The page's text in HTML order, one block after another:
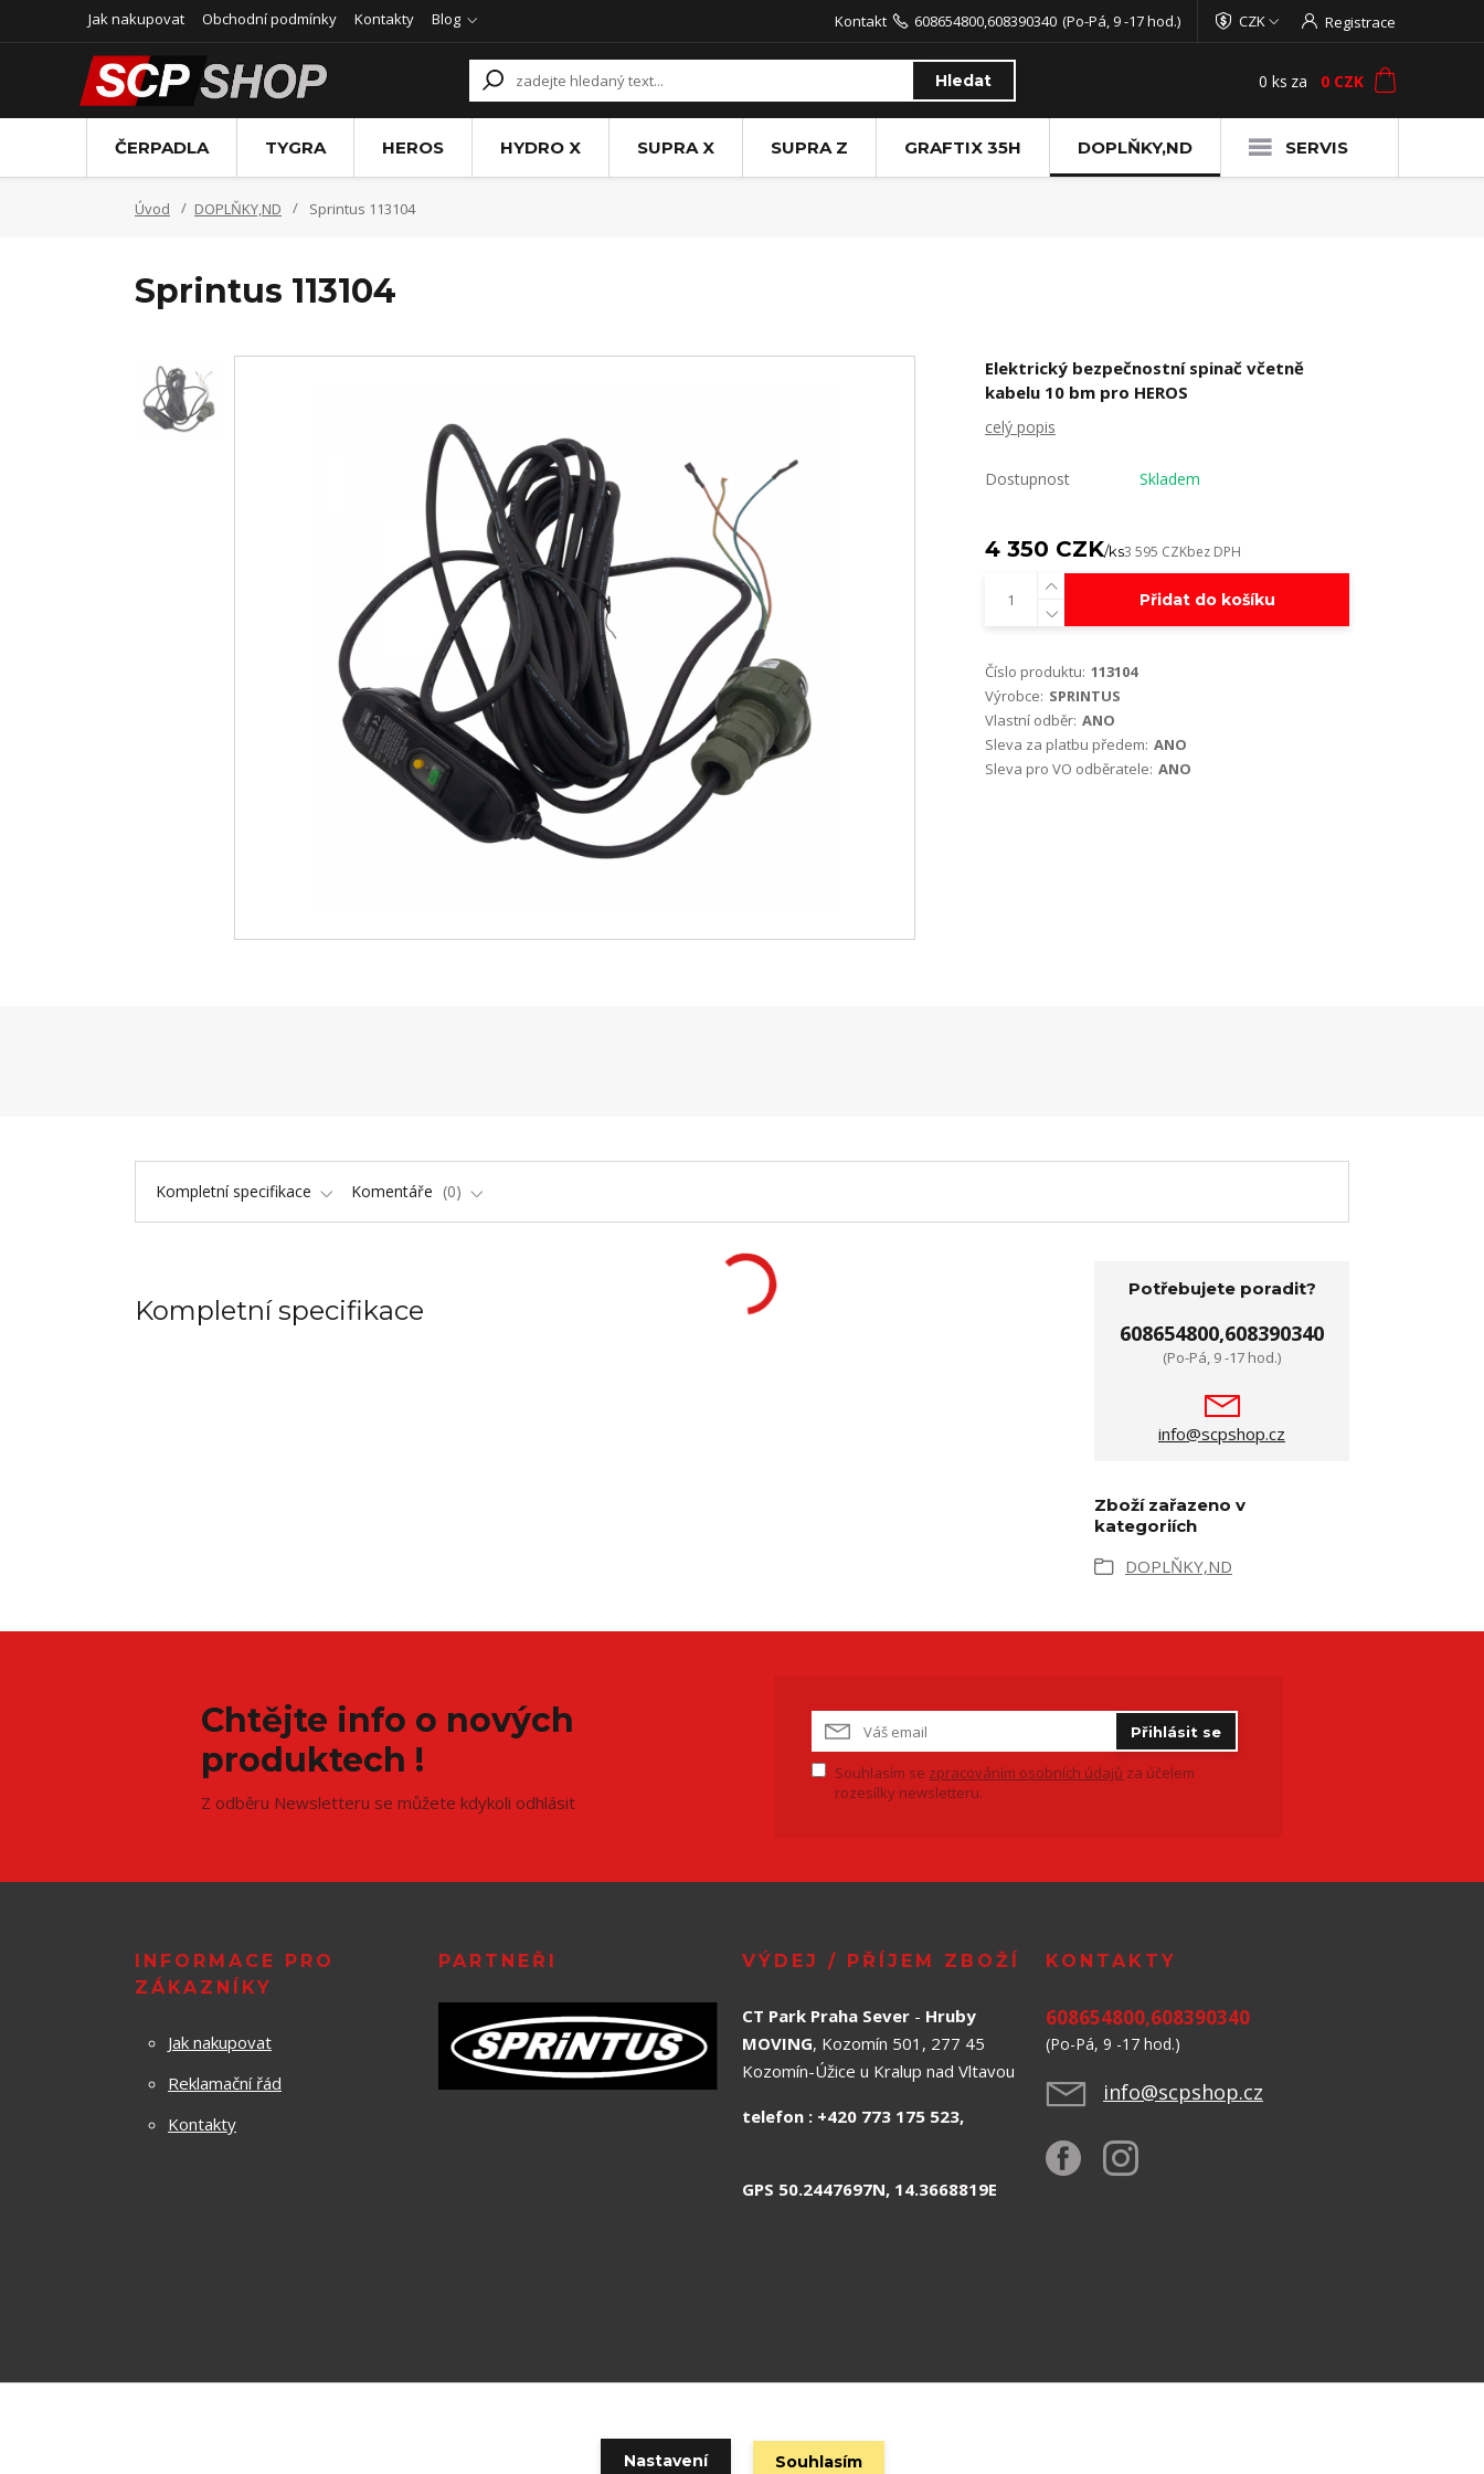
Jak nakupovat Obchodní podmínky Kontakty Blog CZK Registrace
Hledat
Kontakt 608654800,608390340 (Po-Pá, 9 -17 hod.)
0 ks za 0 CZK
ČERPADLA TYGRA HEROS HYDRO X SUPRA X SUPRA Z GRAFTIX 35H DOPLŇKY,ND SERVIS
Úvod DOPLŇKY,ND Sprintus 113104
Sprintus 113104
Elektrický bezpečnostní spinač včetně
kabelu 10 bm pro HEROS
celý popis
Dostupnost Skladem
4 350 CZK/ks3 595 CZKbez DPH
Přidat do košíku
Číslo produktu: 113104
Výrobce: SPRINTUS
Vlastní odběr: ANO
Sleva za platbu předem: ANO
Sleva pro VO odběratele: ANO
Kompletní specifikace Komentáře 0
Kompletní specifikace
Potřebujete poradit?
608654800,608390340
(Po-Pá, 9 -17 hod.)
info@scpshop.cz
Zboží zařazeno v
kategoriích
DOPLŇKY,ND
Chtějte info o nových
produktech !
Z odběru Newsletteru se můžete kdykoli odhlásit
Přihlásit se
Souhlasím se zpracováním osobních údajů za účelem
rozesílky newsletteru.
INFORMACE PRO
ZÁKAZNÍKY
Jak nakupovat
Reklamační řád
Kontakty
PARTNEŘI VÝDEJ / PŘÍJEM ZBOŽÍ
CT Park Praha Sever - Hruby
MOVING, Kozomín 501, 277 45
Kozomín-Úžice u Kralup nad Vltavou
telefon : +420 773 175 523,
GPS 50.2447697N, 14.3668819E
KONTAKTY
608654800,608390340
(Po-Pá, 9 -17 hod.)
info@scpshop.cz
Za obsah těchto stránek odpovídá spol.SCP SHOP s.r.o. © Copyright 2020 SCP Shop s.r.o. | Design by CASA Slovensko
Nastavení Souhlasím